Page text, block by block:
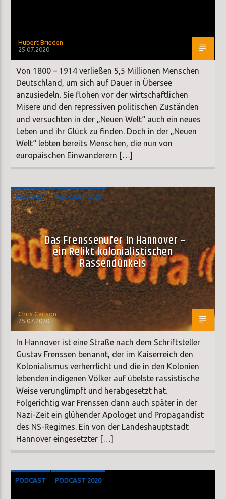
Hubert Brieden
25.07.2020
Von 1800 – 1914 verließen 5,5 Millionen Menschen
Deutschland, um sich auf Dauer in Übersee
anzusiedeln. Sie flohen vor der wirtschaftlichen
Misere und den repressiven politischen Zuständen
und versuchten in der „Neuen Welt“ auch ein neues
Leben und ihr Glück zu finden. Doch in der „Neuen
Welt“ lebten bereits Menschen, die nun von
europäischen Einwanderern […]
PODCAST PODCAST 2020
SONDERSENDUNG
Das Frenssenufer in Hannover –
ein Relikt kolonialistischen
Rassendünkels
Chris Carlson
25.07.2020
In Hannover ist eine Straße nach dem Schriftsteller
Gustav Frenssen benannt, der im Kaiserreich den
Kolonialismus verherrlicht und die in den Kolonien
lebenden indigenen Völker auf übelste rassistische
Weise verunglimpft und herabgesetzt hat.
Folgerichtig war Frenssen dann auch später in der
Nazi-Zeit ein glühender Apologet und Propagandist
des NS-Regimes. Ein von der Landeshauptstadt
Hannover eingesetzter […]
PODCAST PODCAST 2020